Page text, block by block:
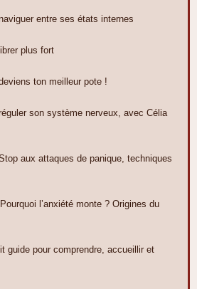
entre ses états internes
plus fort
ton meilleur pote !
son système nerveux, avec Célia
aux attaques de panique, techniques
l’anxiété monte ? Origines du
guide pour comprendre, accueillir et